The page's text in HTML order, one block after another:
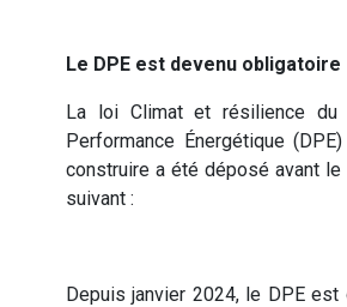
Le DPE est devenu obligatoire
La loi Climat et résilience du
Performance Énergétique
construire a été déposé avant
suivant :
Depuis janvier 2024, le DPE